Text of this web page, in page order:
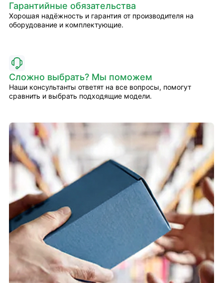
Гарантийные обязательства
Хорошая надёжность и гарантия от производителя на
оборудование и комплектующие.
Сложно выбрать? Мы поможем
Наши консультанты ответят на все вопросы, помогут
сравнить и выбрать подходящие модели.